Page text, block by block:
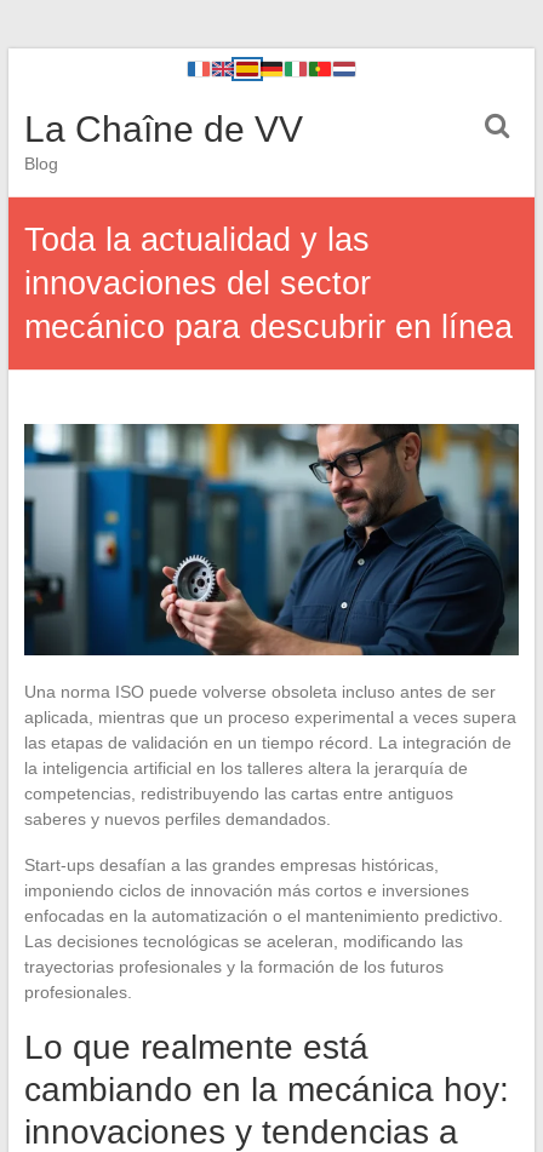
La Chaîne de VV
Blog
Toda la actualidad y las
innovaciones del sector
mecánico para descubrir en línea
Una norma ISO puede volverse obsoleta incluso antes de ser
aplicada, mientras que un proceso experimental a veces supera
las etapas de validación en un tiempo récord. La integración de
la inteligencia artificial en los talleres altera la jerarquía de
competencias, redistribuyendo las cartas entre antiguos
saberes y nuevos perfiles demandados.
Start-ups desafían a las grandes empresas históricas,
imponiendo ciclos de innovación más cortos e inversiones
enfocadas en la automatización o el mantenimiento predictivo.
Las decisiones tecnológicas se aceleran, modificando las
trayectorias profesionales y la formación de los futuros
profesionales.
Lo que realmente está
cambiando en la mecánica hoy:
innovaciones y tendencias a